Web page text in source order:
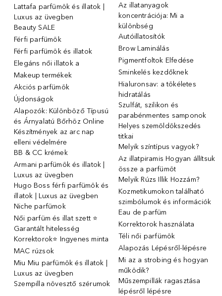
Lattafa parfümök és illatok |
Luxus az üvegben
Beauty SALE
Férfi parfümök
Férfi parfümök és illatok
Elegáns női illatok ️a
Makeup termékek
Akciós parfümök
Újdonságok
Alapozók: Különböző Típusú
és Árnyalatú Bőrhöz Online
Készítmények az arc nap
elleni védelmére
BB & CC krémek
Armani parfümök és illatok |
Luxus az üvegben
Hugo Boss férfi parfümök és
illatok | Luxus az üvegben
Niche parfümok
Női parfüm és illat szett ⭐
Garantált hitelesség
Korrektorok⭐ Ingyenes minta
MAC rúzsok
Miu Miu parfümök és illatok |
Luxus az üvegben
Szempilla növesztő szérumok
Az illatanyagok
koncentrációja: Mi a
különbség
Autóillatosítók
Brow Laminálás
Pigmentfoltok Elfedése
Sminkelés kezdőknek
Hialuronsav: a tökéletes
hidratálás
Szulfát, szilikon és
parabénmentes samponok
Helyes szemöldökszedés
titkai
Melyik színtípus vagyok?
Az illatpiramis Hogyan állítsuk
össze a parfümöt
Melyik Rúzs Illik Hozzám?
Kozmetikumokon található
szimbólumok és információk
Eau de parfüm
Korrektorok használata
Téli női parfümök
Alapozás Lépésről-lépésre
Mi az a strobing és hogyan
működik?
Műszempillák ragasztása
lépésről lépésre